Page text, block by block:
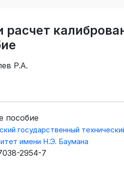
расчет
Р.А.
пособие
государственный
имени Н.Э. Баумана
2954-7